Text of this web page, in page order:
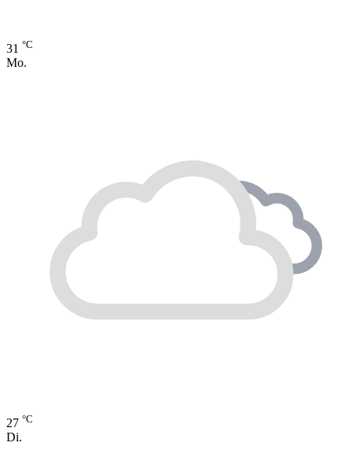
31 °C
Mo.
27 °C
Di.